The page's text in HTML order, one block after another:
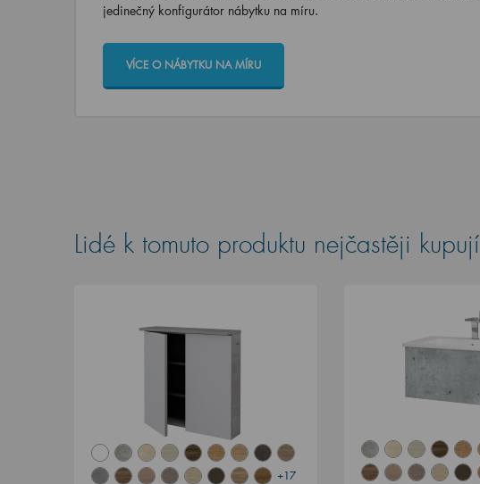
jedinečný konfigurátor nábytku na míru.
VÍCE O NÁBYTKU NA MÍRU
Lidé k tomuto produktu nejčastěji kupují
+17